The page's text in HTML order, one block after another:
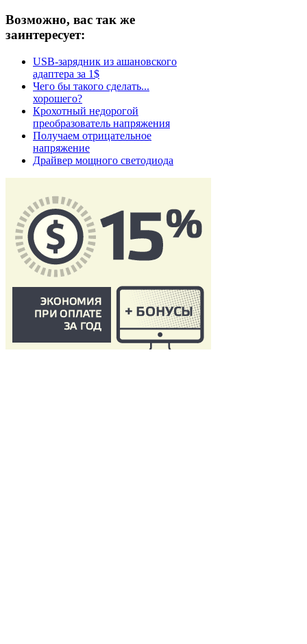
Возможно, вас так же
заинтересует:
USB-зарядник из ашановского
адаптера за 1$
Чего бы такого сделать...
хорошего?
Крохотный недорогой
преобразователь напряжения
Получаем отрицательное
напряжение
Драйвер мощного светодиода